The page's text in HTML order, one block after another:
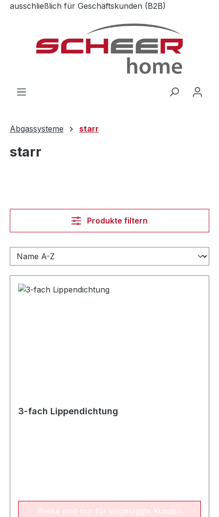
Zum Hauptinhalt springen
ausschließlich für Geschäftskunden (B2B)
Abgassysteme starr
starr
Produkte filtern
3-fach Lippendichtung
Preise sind nur für eingeloggte Kunden